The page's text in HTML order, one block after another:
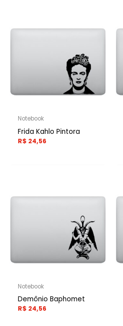
Notebook
Frida Kahlo Pintora
R$ 24,56
Notebook
Demônio Baphomet
R$ 24,56